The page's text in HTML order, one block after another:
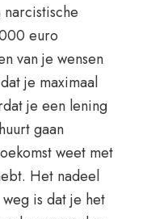
euro
van je wensen
je maximaal
je een lening
gaan
weet met
Het nadeel
is dat je het